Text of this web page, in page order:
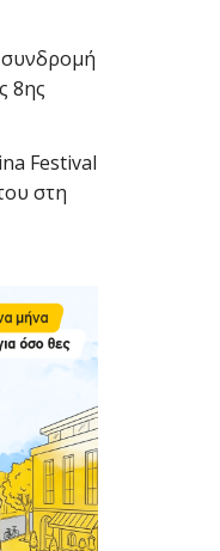
συνδρομή
8ης
Festival
στη